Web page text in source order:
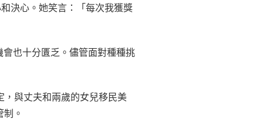
決心。她笑言：「每次我獲獎
也十分匱乏。儘管面對種種挑
與丈夫和兩歲的女兒移民美
。